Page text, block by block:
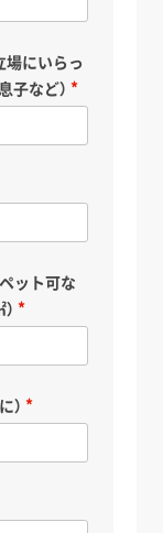
にいらっ
子など）
ット可な
）